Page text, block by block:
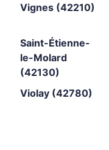
Vignes (42210)
Saint-Étienne-
le-Molard
(42130)
Violay (42780)